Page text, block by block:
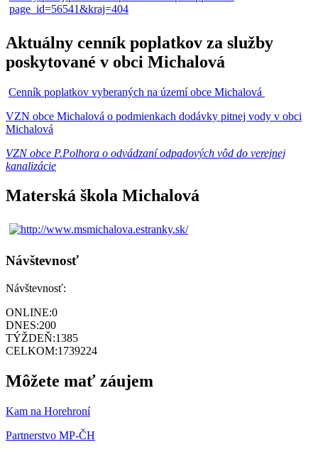
Aktuálny cenník poplatkov za služby
poskytované v obci Michalová
Cenník poplatkov vyberaných na území obce Michalová
VZN obce Michalová o podmienkach dodávky pitnej vody v obci
Michalová
VZN obce P.Polhora o odvádzaní odpadových vôd do verejnej
kanalizácie
Materská škola Michalová
Návštevnosť
Návštevnosť:
ONLINE:0
DNES:200
TÝŽDEŇ:1385
CELKOM:1739224
Môžete mať záujem
Kam na Horehroní
Partnerstvo MP-ČH